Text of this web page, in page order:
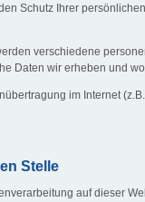
Schutz Ihrer
verschiedene
Daten wir erheben und
im Internet
Stelle
auf dieser